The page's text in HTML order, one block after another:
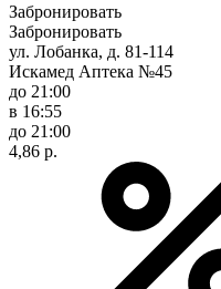
Забронировать
Забронировать
ул. Лобанка, д. 81-114
Искамед Аптека №45
до 21:00
в 16:55
до 21:00
4,86 р.